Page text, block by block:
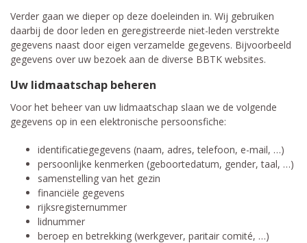
Verder gaan we dieper op deze doeleinden in. Wij gebruiken
daarbij de door leden en geregistreerde niet-leden verstrekte
gegevens naast door eigen verzamelde gegevens. Bijvoorbeeld
gegevens over uw bezoek aan de diverse BBTK websites.
Uw lidmaatschap beheren
Voor het beheer van uw lidmaatschap slaan we de volgende
gegevens op in een elektronische persoonsfiche:
identificatiegegevens (naam, adres, telefoon, e-mail, …)
persoonlijke kenmerken (geboortedatum, gender, taal, …)
samenstelling van het gezin
financiële gegevens
rijksregisternummer
lidnummer
beroep en betrekking (werkgever, paritair comité, …)